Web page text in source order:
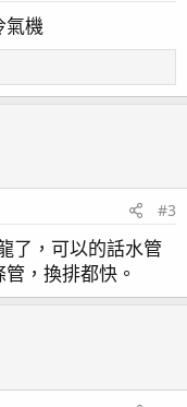
氣機
#3
了，可以的話水管
，換排都快。